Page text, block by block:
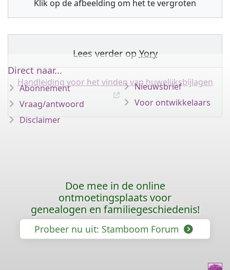
Klik op de afbeelding om het te vergroten
Lees verder op Yory
Handleiding voor het vinden van huwelijksbijlagen
Direct naar...
Abonnement
Vraag/antwoord
Disclaimer
Nieuwsbrief
Voor ontwikkelaars
Doe mee in de online
ontmoetingsplaats voor
genealogen en familiegeschiedenis!
Probeer nu uit: Stamboom Forum